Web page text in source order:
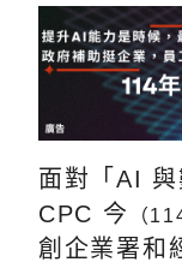
面對「AI 與
CPC 今
（
創企業署和